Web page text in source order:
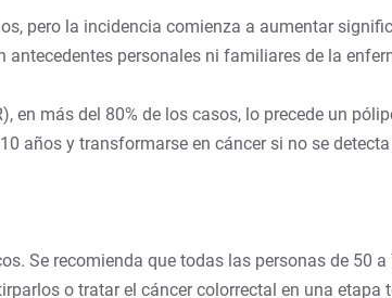
pero la incidencia comienza a aumentar
personales ni familiares de la
en más del 80% de los casos, lo precede un
años y transformarse en cáncer si no se
Se recomienda que todas las personas de 50
o tratar el cáncer colorrectal en una